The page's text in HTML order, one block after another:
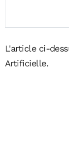
L'article ci-
Artificielle.